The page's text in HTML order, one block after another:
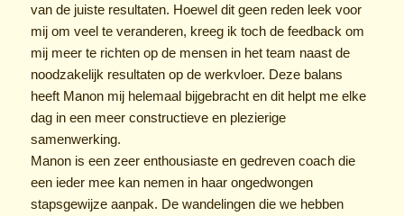
van de juiste resultaten. Hoewel dit geen reden leek voor
mij om veel te veranderen, kreeg ik toch de feedback om
mij meer te richten op de mensen in het team naast de
noodzakelijk resultaten op de werkvloer. Deze balans
heeft Manon mij helemaal bijgebracht en dit helpt me elke
dag in een meer constructieve en plezierige
samenwerking.
Manon is een zeer enthousiaste en gedreven coach die
een ieder mee kan nemen in haar ongedwongen
stapsgewijze aanpak. De wandelingen die we hebben